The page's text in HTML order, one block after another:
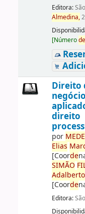
Editora:
Almedina,
[Númerode
Direito
direito
por MEDE
Elias
[Coorde
SIMÃO
Adalberto
[Coorde
Editora: